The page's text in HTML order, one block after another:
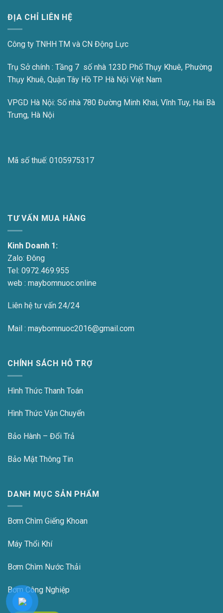
ĐỊA CHỈ LIÊN HỆ
Công ty TNHH TM và CN Động Lực
Trụ Sở chính : Tầng 7 số nhà 123D Phố Thụy Khuê, Phường
Thụy Khuê, Quận Tây Hồ TP Hà Nội Việt Nam
VPGD Hà Nội: Số nhà 780 Đường Minh Khai, Vĩnh Tuy, Hai Bà
Trưng, Hà Nội
Mã số thuế: 0105975317
TƯ VẤN MUA HÀNG
Kinh Doanh 1:
Zalo: Đông
Tel: 0972.469.955
web : maybomnuoc.online
Liên hệ tư vấn 24/24
Mail : maybomnuoc2016@gmail.com
CHÍNH SÁCH HỖ TRỢ
Hình Thức Thanh Toán
Hình Thức Vận Chuyển
Bảo Hành – Đổi Trả
Bảo Mật Thông Tin
DANH MỤC SẢN PHẨM
Bơm Chìm Giếng Khoan
Máy Thổi Khí
Bơm Chìm Nước Thải
Bơm Công Nghiệp